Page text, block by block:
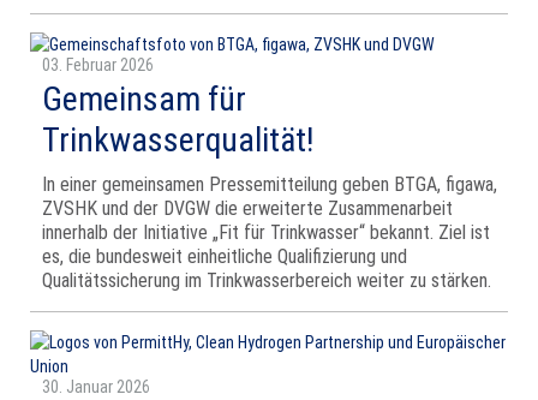
03. Februar 2026
Gemeinsam für
Trinkwasserqualität!
In einer gemeinsamen Pressemitteilung geben BTGA, figawa,
ZVSHK und der DVGW die erweiterte Zusammenarbeit
innerhalb der Initiative „Fit für Trinkwasser“ bekannt. Ziel ist
es, die bundesweit einheitliche Qualifizierung und
Qualitätssicherung im Trinkwasserbereich weiter zu stärken.
30. Januar 2026